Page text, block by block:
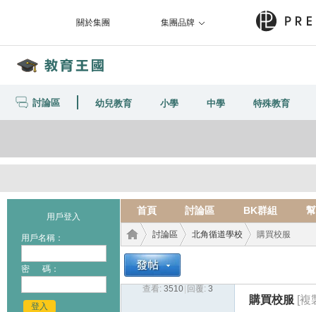
關於集團 集團品牌
討論區 幼兒教育 小學 中學 特殊教育
用戶登入
用戶名稱：
密 碼：
登入
首頁 討論區 BK群組
討論區
›
北角循道學校 購買校服
查看: 3510 回覆: 3
購買校服 [複